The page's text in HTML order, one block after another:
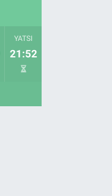
YATSI
21:52